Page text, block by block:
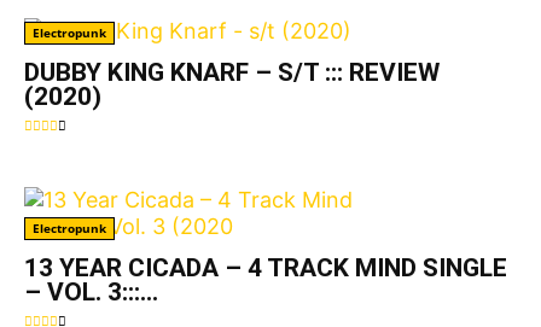
Electropunk
DUBBY KING KNARF – S/T ::: REVIEW
(2020)
Electropunk
13 YEAR CICADA – 4 TRACK MIND SINGLE
– VOL. 3:::...